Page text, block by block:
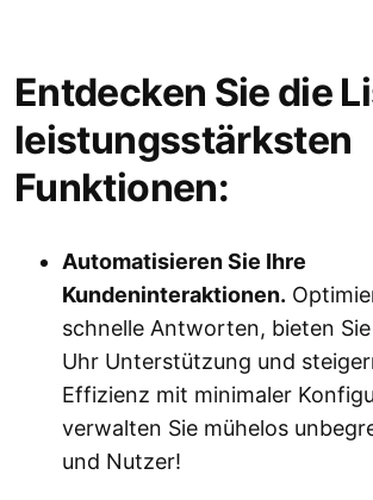
Entdecken Sie die
leistungsstärksten
Funktionen:
Automatisieren Sie Ihre
Kundeninteraktionen.
schnelle Antworten, bieten
Uhr Unterstützung und
Effizienz mit minimaler
verwalten Sie mühelos
und Nutzer!